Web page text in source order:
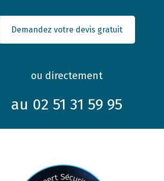
Demandez votre devis gratuit
ou directement
au 02 51 31 59 95